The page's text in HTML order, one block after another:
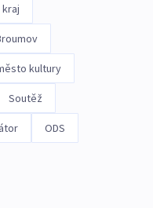
kultury
Soutěž
ODS